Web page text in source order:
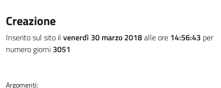
Creazione
Inserito sul sito il venerdì 30 marzo 2018alle ore 14:56:43 per
numero giorni 3051
Argomenti: